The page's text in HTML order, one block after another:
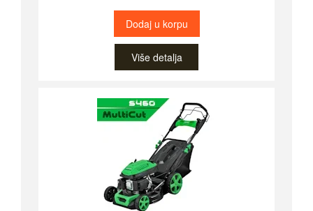
Dodaj u korpu
Više detalja